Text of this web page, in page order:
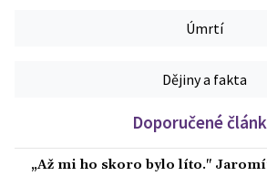
Úmrtí
Dějiny a fakta
Doporučené
„Až mi ho skoro bylo líto."